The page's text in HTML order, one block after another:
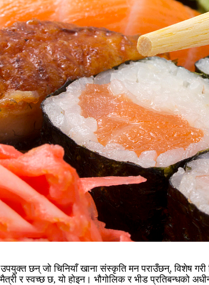
छन् जो चिनियाँ खाना संस्कृति मन पराउँछन्, विशेष गरी
र स्वच्छ छ, यो होइन। भौगोलिक र भीड प्रतिबन्धको